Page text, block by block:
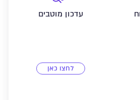
עדכון מוטבים
לחצו כאן